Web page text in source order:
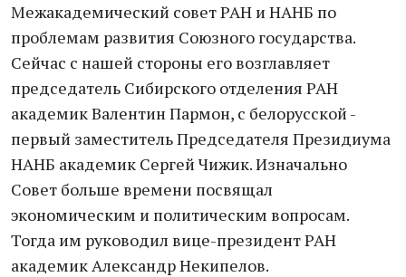
Межакадемический совет РАН и НАНБ по
проблемам развития Союзного государства.
Сейчас с нашей стороны его возглавляет
председатель Сибирского отделения РАН
академик Валентин Пармон, с белорусской -
первый заместитель Председателя Президиума
НАНБ академик Сергей Чижик. Изначально
Совет больше времени посвящал
экономическим и политическим вопросам.
Тогда им руководил вице-президент РАН
академик Александр Некипелов.